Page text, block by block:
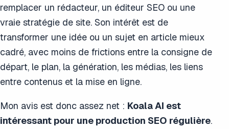
remplacer un rédacteur, un éditeur SEO ou une
vraie stratégie de site. Son intérêt est de
transformer une idée ou un sujet en article mieux
cadré, avec moins de frictions entre la consigne de
départ, le plan, la génération, les médias, les liens
entre contenus et la mise en ligne.
Mon avis est donc assez net : Koala AI est
intéressant pour une production SEO régulière.